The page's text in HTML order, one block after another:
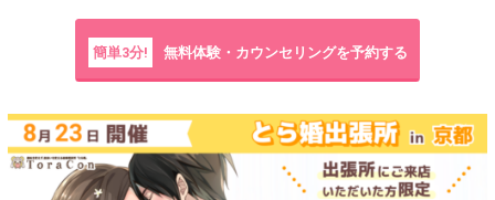
簡単3分! 無料体験・カウンセリングを予約する